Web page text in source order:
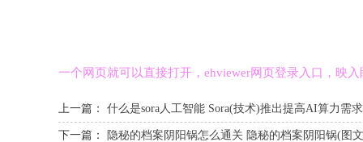
一个网页就可以直接打开，ehviewer网页登录入口，映
上一篇： 什么是sora人工智能 Sora(技术)推出提高AI算力需求
下一篇： 隐秘的档案阴阳锅怎么通关 隐秘的档案阴阳锅(图